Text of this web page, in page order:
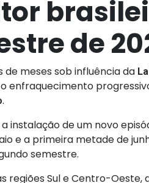
de
meses sob influência da
enfraquecimento
.
instalação de um novo
e a primeira metade de
semestre.
regiões Sul e Centro-Oeste,